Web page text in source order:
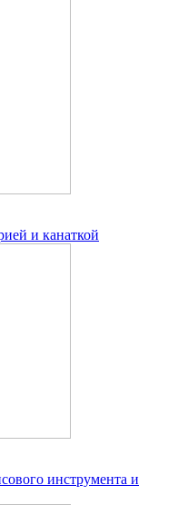
и канаткой
инструмента и